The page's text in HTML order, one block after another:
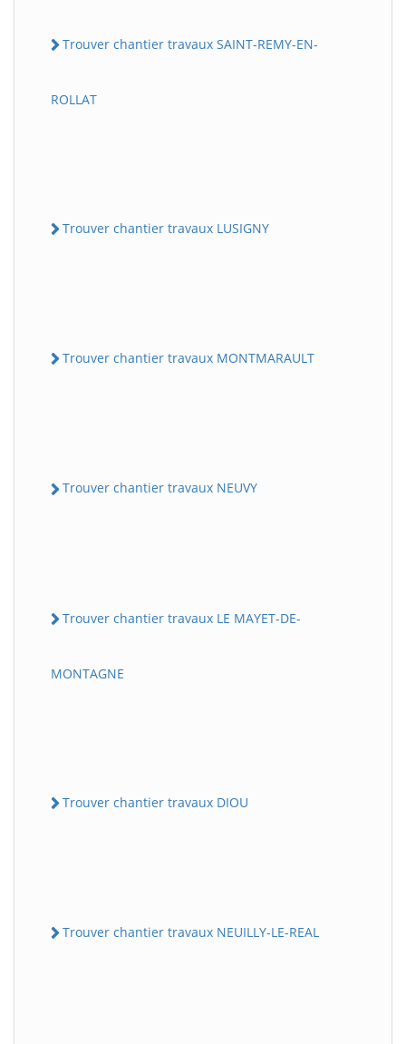
Trouver chantier travaux SAINT-REMY-EN-
ROLLAT
Trouver chantier travaux LUSIGNY
Trouver chantier travaux MONTMARAULT
Trouver chantier travaux NEUVY
Trouver chantier travaux LE MAYET-DE-
MONTAGNE
Trouver chantier travaux DIOU
Trouver chantier travaux NEUILLY-LE-REAL